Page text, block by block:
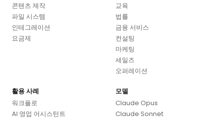
콘텐츠 제작
파일 시스템
인테그레이션
요금제
교육
법률
금융 서비스
컨설팅
마케팅
세일즈
오퍼레이션
활용 사례
워크플로
AI 영업 어시스턴트
모델
Claude Opus
Claude Sonnet